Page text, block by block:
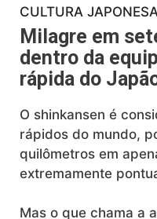
CULTURA JAPONESA
Milagre em
dentro da
rápida do
O shinkansen é
rápidos do mundo,
quilômetros em
extremamente
Mas o que chama a